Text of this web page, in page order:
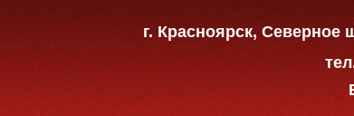
г. Красноярск, Северное